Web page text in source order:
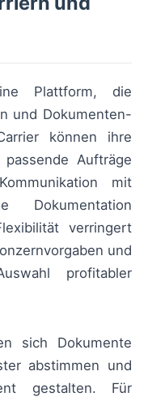
Plattform, die
und Dokumenten-
können ihre
Aufträge
mit
Dokumentation
verringert
und
profitabler
sich Dokumente
abstimmen und
gestalten. Für